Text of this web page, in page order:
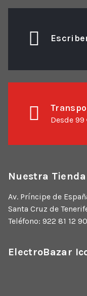
Desde 99
Nuestra Tienda
Av. Príncipe de
Santa Cruz de
Teléfono: 922 81 12
ElectroBazar